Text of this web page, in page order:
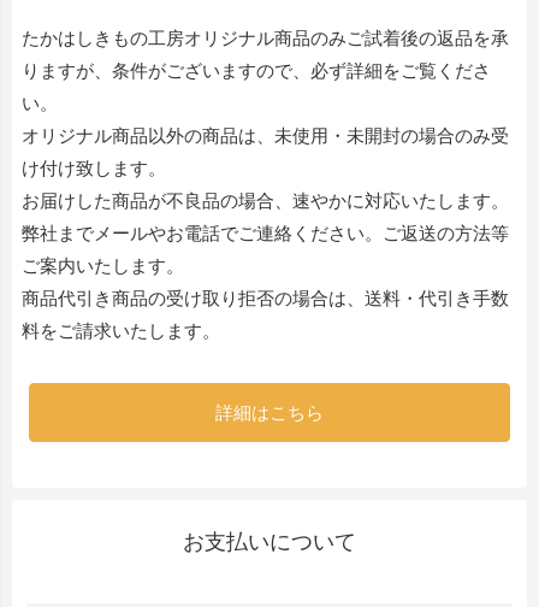
たかはしきもの工房オリジナル商品のみご試着後の返品を承
りますが、条件がございますので、必ず詳細をご覧くださ
い。
オリジナル商品以外の商品は、未使用・未開封の場合のみ受
け付け致します。
お届けした商品が不良品の場合、速やかに対応いたします。
弊社までメールやお電話でご連絡ください。ご返送の方法等
ご案内いたします。
商品代引き商品の受け取り拒否の場合は、送料・代引き手数
料をご請求いたします。
詳細はこちら
お支払いについて